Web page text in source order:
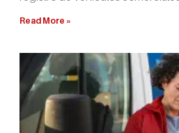
Read More »